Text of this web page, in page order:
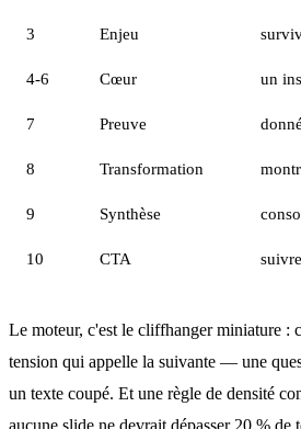
3 Enjeu
4-6 Cœur un
7 Preuve
8 Transformation
9 Synthèse
10 CTA
Le moteur, c'est le cliffhanger miniature :
tension qui appelle la suivante — une
un texte coupé. Et une règle de densité